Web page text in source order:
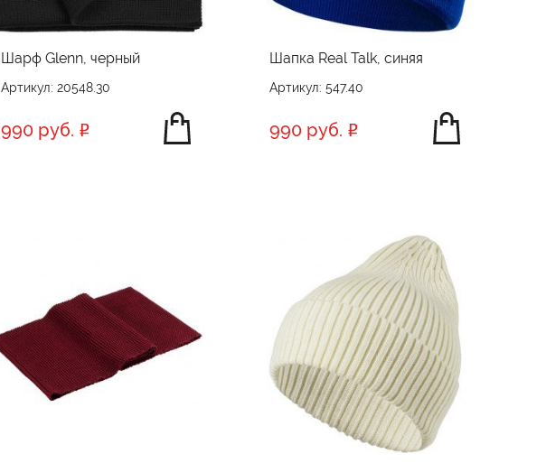
Шарф Glenn, черный
Артикул: 20548.30
990 руб.
Шапка Real Talk, синяя
Артикул: 547.40
990 руб.